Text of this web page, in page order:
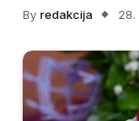
By redakcija 28.